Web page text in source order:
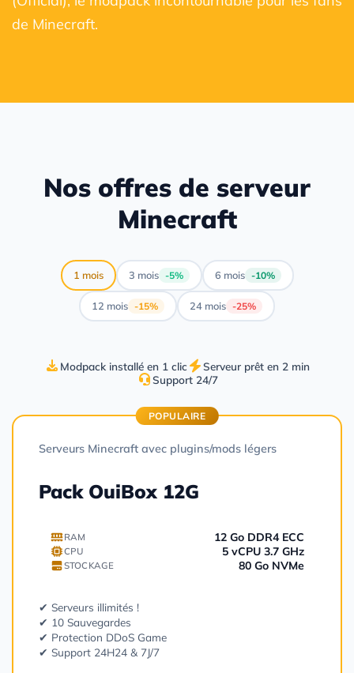
de Minecraft.
Nos offres de serveur
Minecraft
1 mois 3 mois -5% 6 mois -10%
12 mois -15% 24 mois -25%
Modpack installé en 1 clic
Serveur prêt en 2 min
Support 24/7
POPULAIRE
Serveurs Minecraft avec plugins/mods légers
Pack OuiBox 12G
RAM 12 Go DDR4 ECC
CPU 5 vCPU 3.7 GHz
STOCKAGE 80 Go NVMe
✔ Serveurs illimités !
✔ 10 Sauvegardes
✔ Protection DDoS Game
✔ Support 24H24 & 7J/7